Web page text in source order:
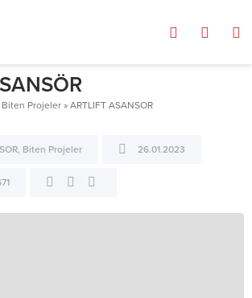
Biten Projeler » ARTLIFT ASANSOR
, Biten Projeler 26.01.2023